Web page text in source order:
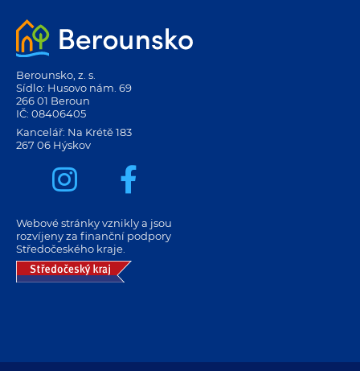
Berounsko, z. s.
Sídlo: Husovo nám. 69
266 01 Beroun
IČ: 08406405
Kancelář: Na Krétě 183
267 06 Hýskov
Webové stránky vznikly a jsou
rozvíjeny za finanční podpory
Středočeského kraje.